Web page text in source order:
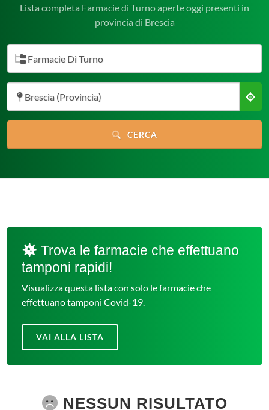
Lista completa Farmacie di Turno aperte oggi presenti in
provincia di Brescia
Farmacie Di Turno
Brescia (Provincia)
CERCA
Trova le farmacie che effettuano
tamponi rapidi!
Visualizza questa lista con solo le farmacie che
effettuano tamponi Covid-19.
VAI ALLA LISTA
NESSUN RISULTATO